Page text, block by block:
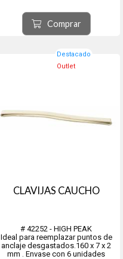
Comprar
Destacado
Outlet
CLAVIJAS CAUCHO
# 42252 - HIGH PEAK
Ideal para reemplazar puntos de
anclaje desgastados.160 x 7 x 2
mm . Envase con 6 unidades